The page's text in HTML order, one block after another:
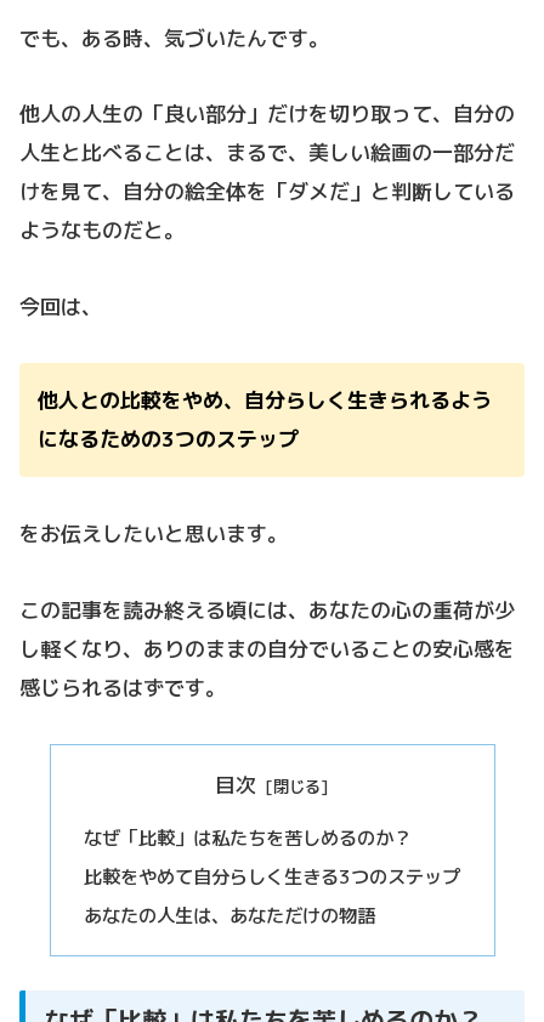
でも、ある時、気づいたんです。
他人の人生の「良い部分」だけを切り取って、自分の
人生と比べることは、まるで、美しい絵画の一部分だ
けを見て、自分の絵全体を「ダメだ」と判断している
ようなものだと。
今回は、
他人との比較をやめ、自分らしく生きられるよう
になるための3つのステップ
をお伝えしたいと思います。
この記事を読み終える頃には、あなたの心の重荷が少
し軽くなり、ありのままの自分でいることの安心感を
感じられるはずです。
目次
なぜ「比較」は私たちを苦しめるのか？
比較をやめて自分らしく生きる3つのステップ
あなたの人生は、あなただけの物語